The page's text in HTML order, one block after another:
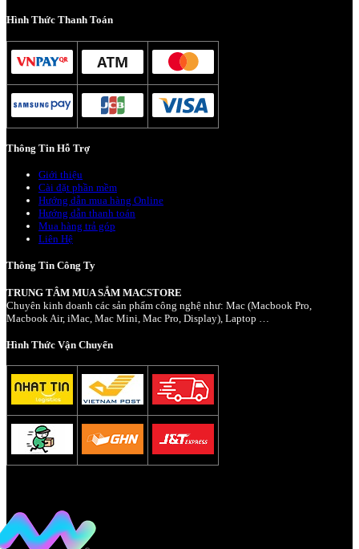
Hình Thức Thanh Toán
Thông Tin Hỗ Trợ
Giới thiệu
Cài đặt phần mềm
Hướng dẫn mua hàng Online
Hướng dẫn thanh toán
Mua hàng trả góp
Liên Hệ
Thông Tin Công Ty
TRUNG TÂM MUA SẮM MACSTORE
Chuyên kinh doanh các sản phẩm công nghệ như: Mac (Macbook Pro,
Macbook Air, iMac, Mac Mini, Mac Pro, Display), Laptop …
Hình Thức Vận Chuyển